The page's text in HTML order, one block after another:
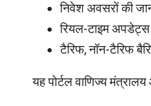
निवेश अवसरों की
रियल-टाइम अपडेट्स
टैरिफ, नॉन-टैरिफ
यह पोर्टल वाणिज्य